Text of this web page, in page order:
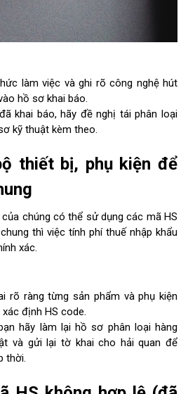
làm việc và ghi rõ công nghệ hút
hồ sơ khai báo.
khai báo, hãy đề nghị tái phân loại
kỹ thuật kèm theo.
thiết bị, phụ kiện để
chúng có thể sử dụng các mã HS
thì việc tính phí thuế nhập khẩu
xác.
rõ ràng từng sản phẩm và phụ kiện
định HS code.
hãy làm lại hồ sơ phân loại hàng
và gửi lại tờ khai cho hải quan để
thời.